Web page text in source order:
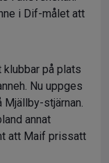
i Dif-målet att
på plats
Nu uppges
Mjällby-stjärnan.
annat
att Maif prissatt